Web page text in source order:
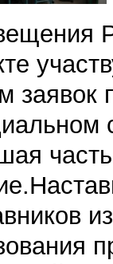
заявок